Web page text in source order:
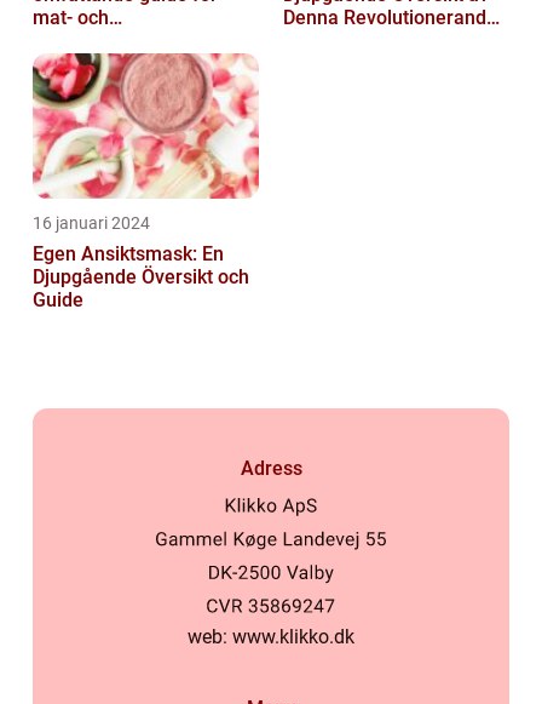
mat- och
Denna Revolutionerande
16 januari 2024
Egen Ansiktsmask: En
Djupgående Översikt och
Guide
Adress
web: www.klikko.dk